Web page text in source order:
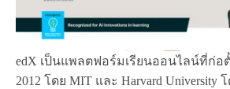
edX เป็นแพลตฟอร์มเรียนออนไลน์ที่ก่อ
2012 โดย MIT และ Harvard University